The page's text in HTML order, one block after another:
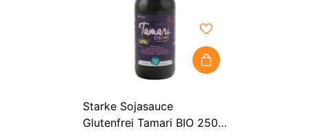
Starke Sojasauce
Glutenfrei Tamari BIO 250